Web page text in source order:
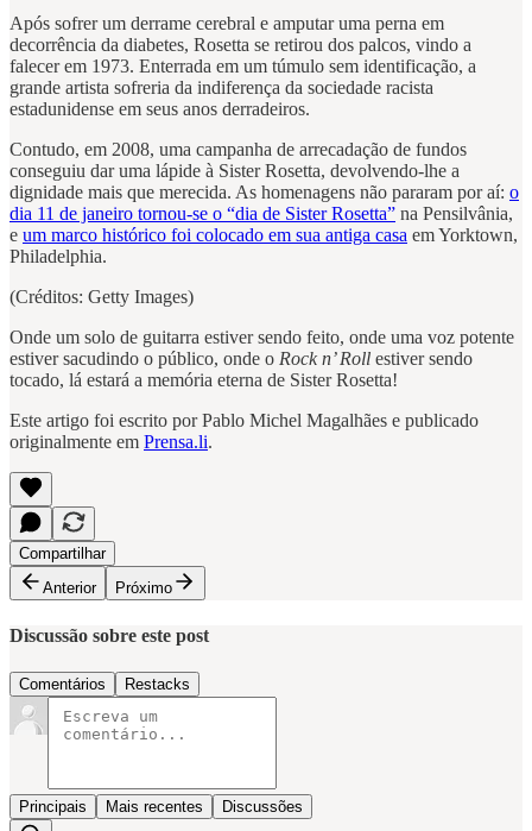
Após sofrer um derrame cerebral e amputar uma perna em
decorrência da diabetes, Rosetta se retirou dos palcos, vindo a
falecer em 1973. Enterrada em um túmulo sem identificação, a
grande artista sofreria da indiferença da sociedade racista
estadunidense em seus anos derradeiros.
Contudo, em 2008, uma campanha de arrecadação de fundos
conseguiu dar uma lápide à Sister Rosetta, devolvendo-lhe a
dignidade mais que merecida. As homenagens não pararam por aí: o
dia 11 de janeiro tornou-se o “dia de Sister Rosetta” na Pensilvânia,
e um marco histórico foi colocado em sua antiga casa em Yorktown,
Philadelphia.
(Créditos: Getty Images)
Onde um solo de guitarra estiver sendo feito, onde uma voz potente
estiver sacudindo o público, onde o Rock n’ Roll estiver sendo
tocado, lá estará a memória eterna de Sister Rosetta!
Este artigo foi escrito por Pablo Michel Magalhães e publicado
originalmente em Prensa.li.
Compartilhar
Anterior
Próximo
Discussão sobre este post
Comentários Restacks
Principais Mais recentes Discussões